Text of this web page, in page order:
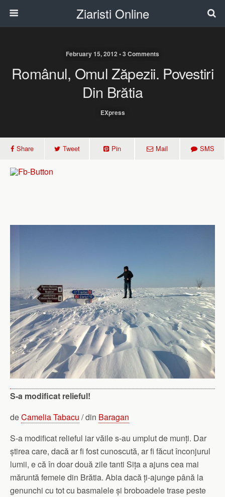
Ziaristi Online
February 15, 2012 • 3 Comments
Românul, Omul Zăpezii. Povestiri
Din Brătia
EXpress
Share Tweet Pin Mail SMS
S-a modificat relieful!
deCamelia Tabacu / din Baragan
S-a modificat relieful iar văile s-au umplut de munți. Dar
știrea care, dacă ar fi fost cunoscută, ar fi făcut înconjurul
lumii, e că în doar două zile tanti Sița a ajuns cea mai
măruntă femeie din Brătia. Abia dacă ți-ajunge până la
genunchi cu tot cu basmalele și broboadele trase peste